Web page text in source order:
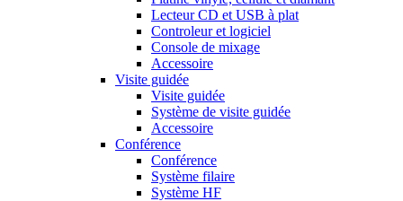
Lecteur CD et USB à plat
Controleur et logiciel
Console de mixage
Accessoire
Visite guidée
Visite guidée
Système de visite guidée
Accessoire
Conférence
Conférence
Système filaire
Système HF